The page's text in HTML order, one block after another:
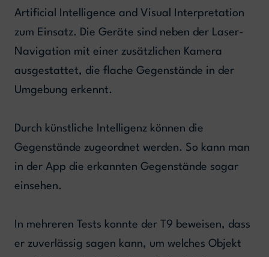
Artificial Intelligence and Visual Interpretation
zum Einsatz. Die Geräte sind neben der Laser-
Navigation mit einer zusätzlichen Kamera
ausgestattet, die flache Gegenstände in der
Umgebung erkennt.
Durch künstliche Intelligenz können die
Gegenstände zugeordnet werden. So kann man
in der App die erkannten Gegenstände sogar
einsehen.
In mehreren Tests konnte der T9 beweisen, dass
er zuverlässig sagen kann, um welches Objekt